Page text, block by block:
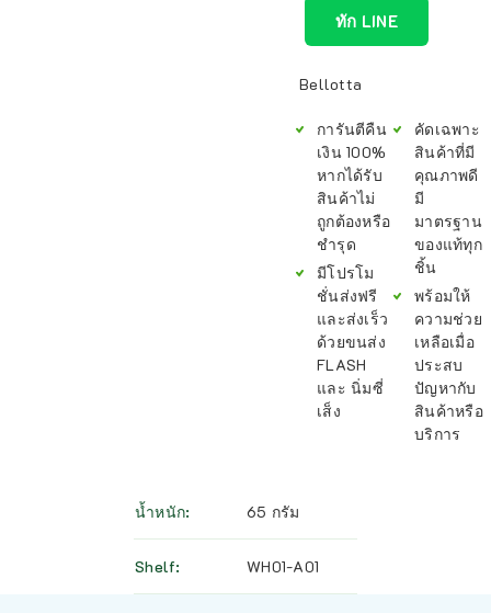
ทัก LINE
Bellotta
การันตีคืน
เงิน 100%
หากได้รับ
สินค้าไม่
ถูกต้องหรือ
ชำรุด
มีโปรโม
ชั่นส่งฟรี
และส่งเร็ว
ด้วยขนส่ง
FLASH
และ นิ่มซี่
เส็ง
คัดเฉพาะ
สินค้าที่มี
คุณภาพดี
มี
มาตรฐาน
ของแท้ทุก
ชิ้น
พร้อมให้
ความช่วย
เหลือเมื่อ
ประสบ
ปัญหากับ
สินค้าหรือ
บริการ
น้ำหนัก 65 กรัม
Shelf WH01-A01